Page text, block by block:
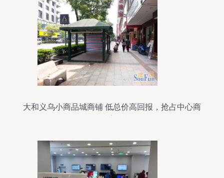
大和义乌小商品城商铺 低总价高回报，抢占中心商